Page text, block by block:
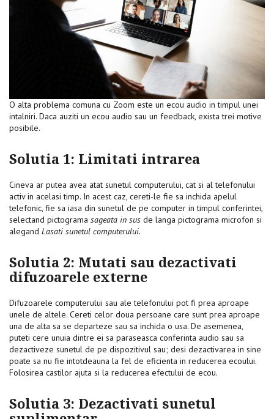
O alta problema comuna cu Zoom este un ecou audio in timpul unei
intalniri. Daca auziti un ecou audio sau un feedback, exista trei motive
posibile.
Solutia 1: Limitati intrarea
Cineva ar putea avea atat sunetul computerului, cat si al telefonului
activ in acelasi timp. In acest caz, cereti-le fie sa inchida apelul
telefonic, fie sa iasa din sunetul de pe computer in timpul conferintei,
selectand pictograma sageata in sus de langa pictograma microfon si
alegand Lasati sunetul computerului.
Solutia 2: Mutati sau dezactivati
difuzoarele externe
Difuzoarele computerului sau ale telefonului pot fi prea aproape
unele de altele. Cereti celor doua persoane care sunt prea aproape
una de alta sa se departeze sau sa inchida o usa. De asemenea,
puteti cere unuia dintre ei sa paraseasca conferinta audio sau sa
dezactiveze sunetul de pe dispozitivul sau; desi dezactivarea in sine
poate sa nu fie intotdeauna la fel de eficienta in reducerea ecoului.
Folosirea castilor ajuta si la reducerea efectului de ecou.
Solutia 3: Dezactivati sunetul